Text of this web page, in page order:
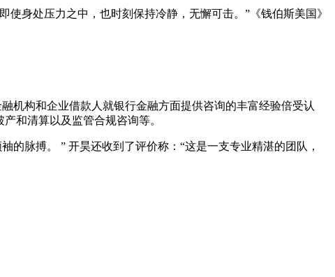
身处压力之中，也时刻保持冷静，无懈可击。”《钱伯斯美国》
机构和企业借款人就银行金融方面提供咨询的丰富经验倍受认
和清算以及监管合规咨询等。
脉搏。 ” 开昊还收到了评价称：“这是一支专业精湛的团队，